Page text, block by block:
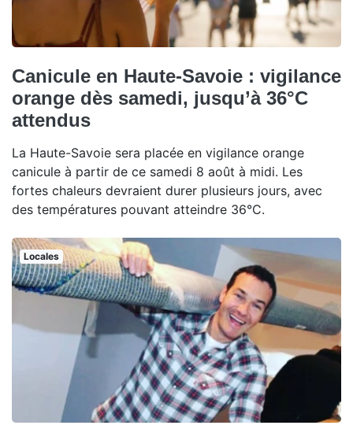
Canicule en Haute-Savoie : vigilance
orange dès samedi, jusqu’à 36°C
attendus
La Haute-Savoie sera placée en vigilance orange
canicule à partir de ce samedi 8 août à midi. Les
fortes chaleurs devraient durer plusieurs jours, avec
des températures pouvant atteindre 36°C.
Locales